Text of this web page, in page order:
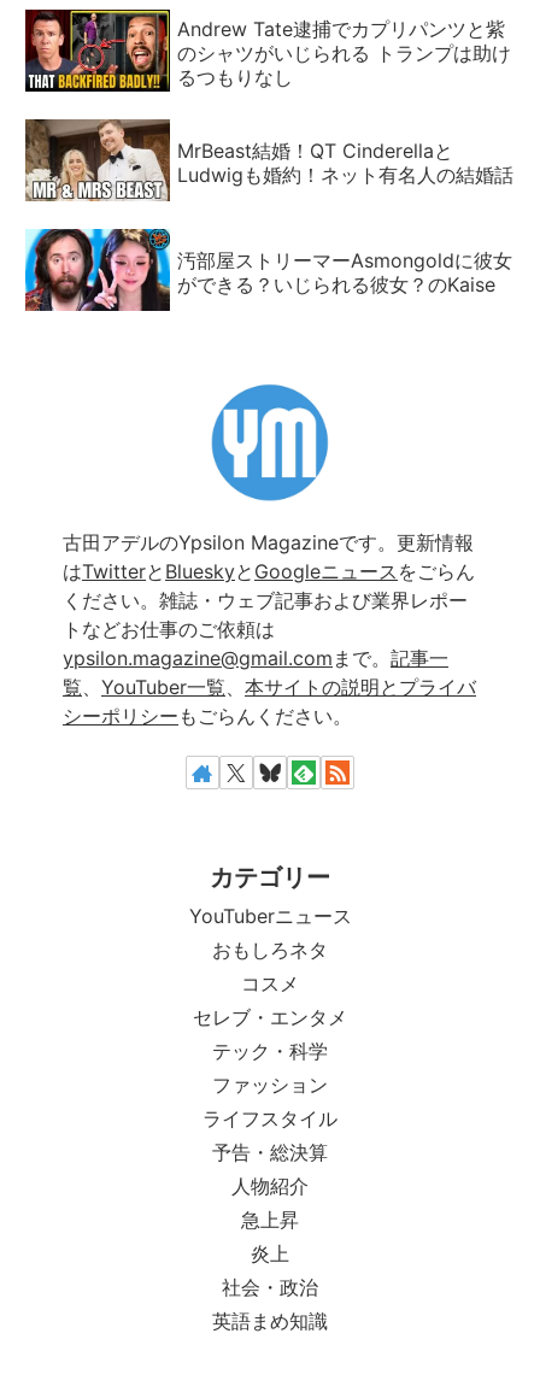
Andrew Tate逮捕でカプリパンツと紫
のシャツがいじられる トランプは助け
るつもりなし
MrBeast結婚！QT Cinderellaと
Ludwigも婚約！ネット有名人の結婚話
汚部屋ストリーマーAsmongoldに彼女
ができる？いじられる彼女？のKaise
古田アデルのYpsilon Magazineです。更新情報
はTwitterと Blueskyと Googleニュース をごらん
ください。雑誌・ウェブ記事および業界レポー
トなどお仕事のご依頼は
ypsilon.magazine@gmail.com まで。 記事一
覧、 YouTuber一覧、 本サイトの説明とプライバ
シーポリシー もごらんください。
カテゴリー
YouTuberニュース
おもしろネタ
コスメ
セレブ・エンタメ
テック・科学
ファッション
ライフスタイル
予告・総決算
人物紹介
急上昇
炎上
社会・政治
英語まめ知識